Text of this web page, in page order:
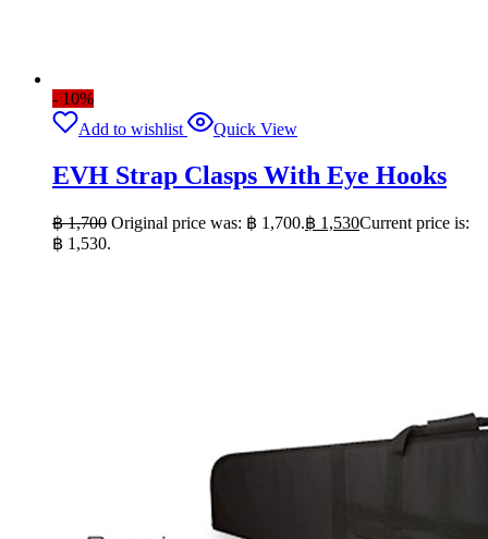
- 10%
Add to wishlist
Quick View
EVH Strap Clasps With Eye Hooks
฿1,700 Original price was: ฿ 1,700.฿ 1,530Current price is:
฿ 1,530.